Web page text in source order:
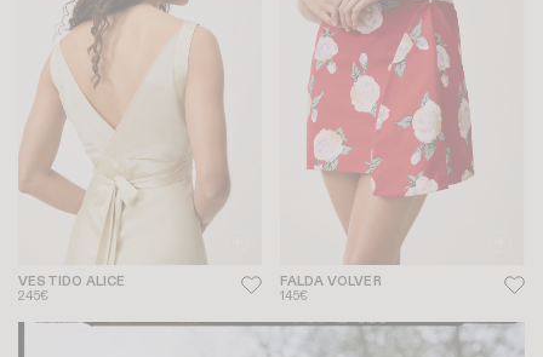
VESTIDO ALICE
245€
FALDA VOLVER
145€